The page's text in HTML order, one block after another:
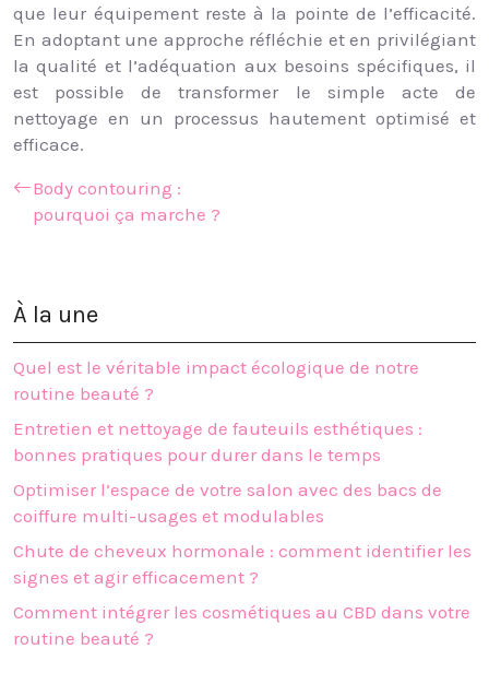
que leur équipement reste à la pointe de l’efficacité.
En adoptant une approche réfléchie et en privilégiant
la qualité et l’adéquation aux besoins spécifiques, il
est possible de transformer le simple acte de
nettoyage en un processus hautement optimisé et
efficace.
Body contouring :
pourquoi ça marche ?
À la une
Quel est le véritable impact écologique de notre
routine beauté ?
Entretien et nettoyage de fauteuils esthétiques :
bonnes pratiques pour durer dans le temps
Optimiser l’espace de votre salon avec des bacs de
coiffure multi-usages et modulables
Chute de cheveux hormonale : comment identifier les
signes et agir efficacement ?
Comment intégrer les cosmétiques au CBD dans votre
routine beauté ?